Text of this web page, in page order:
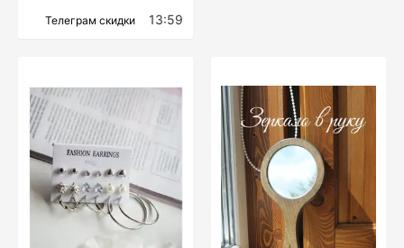
Телеграм скидки 13:59